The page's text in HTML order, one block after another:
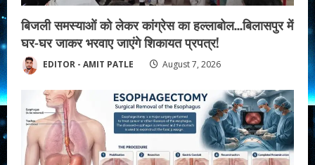
i
n
g
बिजली समस्याओं को लेकर कांग्रेस का हल्लाबोल…बिलासपुर में
घर-घर जाकर भरवाए जाएंगे शिकायत प्रपत्र!
EDITOR - AMIT PATLE August 7, 2026